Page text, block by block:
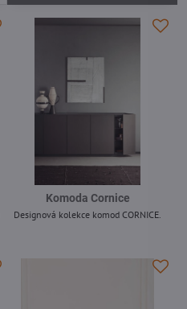
Komoda Cornice
Designová kolekce komod CORNICE.